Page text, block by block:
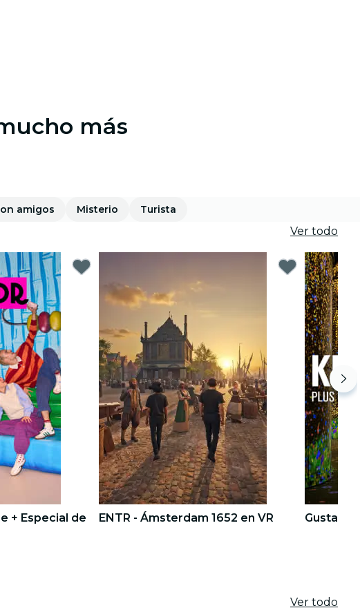
más
amigos Misterio Turista
Ver todo
+ Especial de
ENTR - Ámsterdam 1652 en VR Gustav
Ver todo